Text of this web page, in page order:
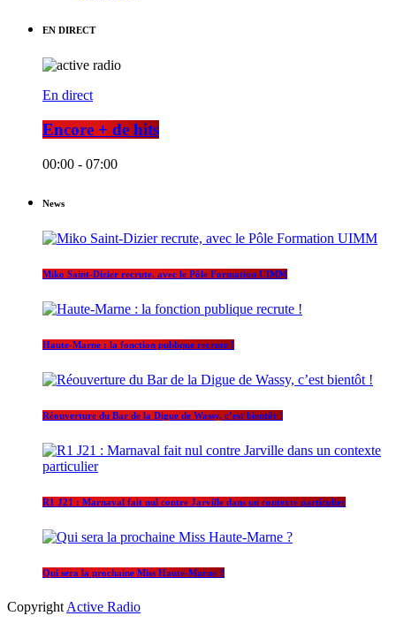
EN DIRECT
En direct
Encore + de hits
00:00 - 07:00
News
Miko Saint-Dizier recrute, avec le Pôle Formation UIMM
Haute-Marne : la fonction publique recrute !
Réouverture du Bar de la Digue de Wassy, c’est bientôt !
R1 J21 : Marnaval fait nul contre Jarville dans un contexte particulier
Qui sera la prochaine Miss Haute-Marne ?
CopyrightActive Radio